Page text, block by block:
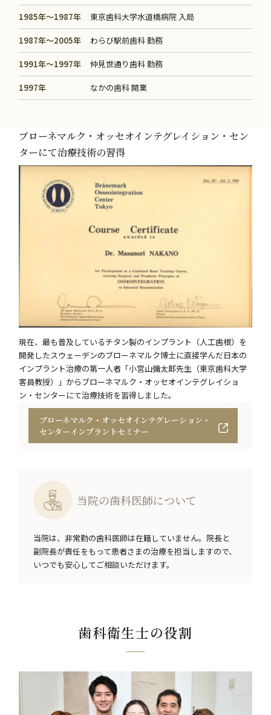
1985年～1987年 東京歯科大学水道橋病院 入局
1987年～2005年 わらび駅前歯科 勤務
1991年～1997年 仲見世通り歯科 勤務
1997年 なかの歯科 開業
ブローネマルク・オッセオインテグレイション・セン
ターにて治療技術の習得
現在、最も普及しているチタン製のインプラント（人工歯根）を
開発したスウェーデンのブローネマルク博士に直接学んだ日本の
インプラント治療の第一人者「小宮山彌太郎先生（東京歯科大学
客員教授）」からブローネマルク・オッセオインテグレイショ
ン・センターにて治療技術を習得しました。
ブローネマルク・オッセオインテグレーション・
センターインプラントセミナー
当院の歯科医師について
当院は、非常勤の歯科医師は在籍していません。院長と
副院長が責任をもって患者さまの治療を担当しますので、
いつでも安心してご相談いただけます。
歯科衛生士の役割